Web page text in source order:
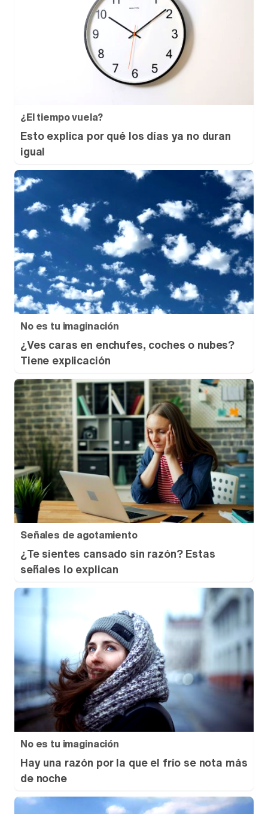
¿El tiempo vuela?
Esto explica por qué los días ya no duran
igual
No es tu imaginación
¿Ves caras en enchufes, coches o nubes?
Tiene explicación
Señales de agotamiento
¿Te sientes cansado sin razón? Estas
señales lo explican
No es tu imaginación
Hay una razón por la que el frío se nota más
de noche